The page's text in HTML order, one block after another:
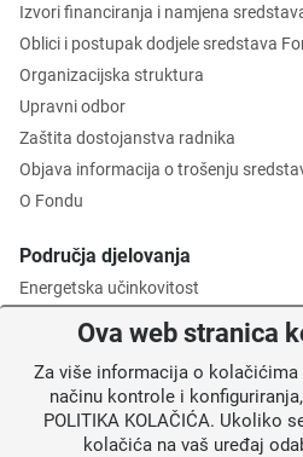
Izvori financiranja i namjena
Oblici i postupak dodjele sredstava
Organizacijska struktura
Upravni odbor
Zaštita dostojanstva radnika
Objava informacija o trošenju
O Fondu
Područja djelovanja
Energetska učinkovitost
Zaštita okoliša
Posredničko tijelo razine 2
Informacije za korisnike
Ova web stranica
Za više informacija o
načinu kontrole i
POLITIKA KOLAČIĆA. Ukoliko
kolačića na vaš uređaj